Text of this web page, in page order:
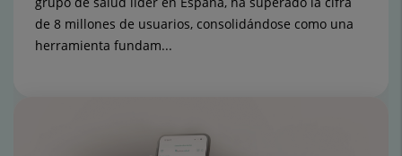
de 8 millones de usuarios, consolidándose como una
herramienta fundam...